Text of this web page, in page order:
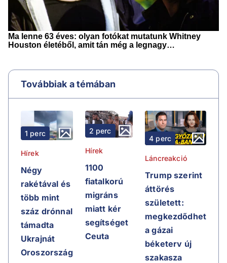
Továbbiak a témában
1 perc
Hírek
Négy
rakétával és
több mint
száz drónnal
támadta
Ukrajnát
Oroszország
2 perc
Hírek
1100
fiatalkorú
migráns
miatt kér
segítséget
Ceuta
4 perc
Láncreakció
Trump szerint
áttörés
született:
megkezdődhet
a gázai
béketerv új
szakasza